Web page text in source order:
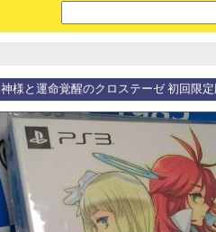
神様と運命覚醒のクロステーゼ 初回限